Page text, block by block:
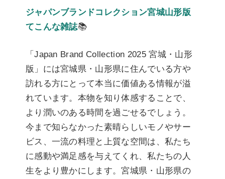
ジャパンブランドコレクション宮城山形版
てこんな雑誌📚
「Japan Brand Collection 2025 宮城・山形
版」には宮城県・山形県に住んでいる方や
訪れる方にとって本当に価値ある情報が溢
れています。本物を知り体感することで、
より潤いのある時間を過ごせるでしょう。
今まで知らなかった素晴らしいモノやサー
ビス、一流の料理と上質な空間は、私たち
に感動や満足感を与えてくれ、私たちの人
生をより豊かにします。宮城県・山形県の